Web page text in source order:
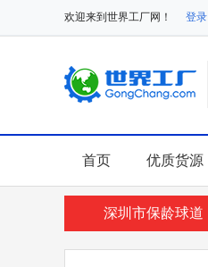
欢迎来到世界工厂网！ 登录
首页 优质货源
深圳市保龄球道